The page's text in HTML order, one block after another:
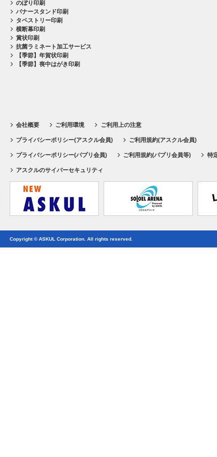
のぼり印刷
バナースタンド印刷
タペストリー印刷
横断幕印刷
賞状印刷
抗菌ラミネート加工サービス
【季節】年賀状印刷
【季節】喪中はがき印刷
会社概要 ご利用環境 ご利用上の注意
プライバシーポリシー(アスクル会員) ご利用規約(アスクル会員)
プライバシーポリシー(パプリ会員) ご利用規約(パプリ会員等) 特
アスクルのサイバーセキュリティ
Copyright © ASKUL Corporation. All rights reserved.